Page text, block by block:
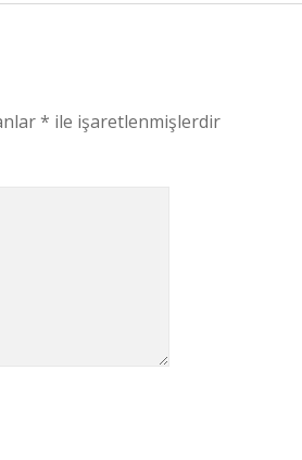
* ile işaretlenmişlerdir